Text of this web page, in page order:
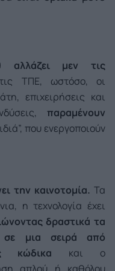
αλλάζει μεν τις
ΤΠΕ, ωστόσο, οι
επιχειρήσεις και
παραμένουν
που ενεργοποιούν
την καινοτομία. Τα
η τεχνολογία έχει
δραστικά τα
σε μια σειρά από
κώδικα και ο